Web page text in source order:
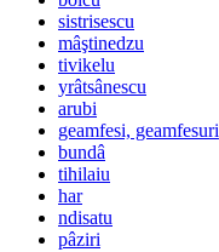
sistrisescu
mâştinedzu
tivikelu
yrâtsânescu
arubi
geamfesi, geamfesuri
bundâ
tihilaiu
har
ndisatu
pâziri